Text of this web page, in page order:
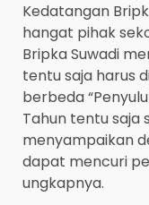
Kedatangan
hangat pihak
Bripka Suwadi
tentu saja harus
berbeda
Tahun tentu saja
menyampaikan
dapat mencuri
ungkapnya.